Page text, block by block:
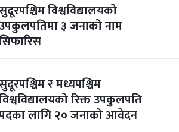
विश्वविद्यालयको
३ जनाको नाम
र मध्यपश्चिम
रिक्त उपकुलपति
लागि २० जनाको आवेदन